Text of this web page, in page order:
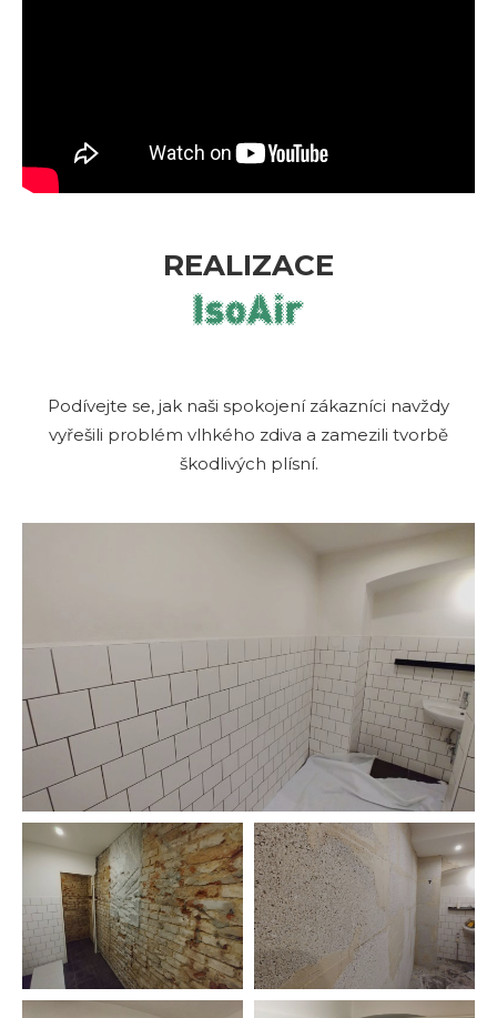
REALIZACE
Podívejte se, jak naši spokojení zákazníci navždy
vyřešili problém vlhkého zdiva a zamezili tvorbě
škodlivých plísní.